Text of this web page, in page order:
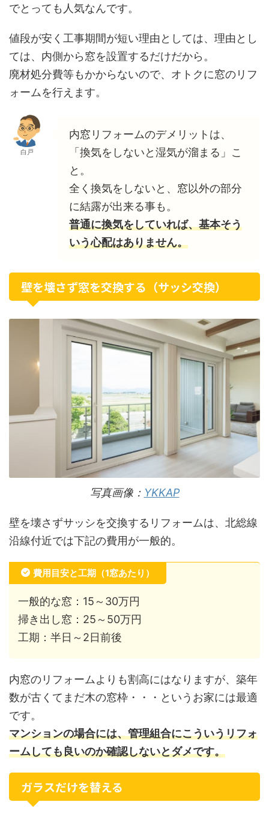
でとっても人気なんです。
値段が安く工事期間が短い理由としては、理由とし
ては、内側から窓を設置するだけだから。
廃材処分費等もかからないので、オトクに窓のリフ
ォームを行えます。
白戸
内窓リフォームのデメリットは、
「換気をしないと湿気が溜まる」こ
と。
全く換気をしないと、窓以外の部分
に結露が出来る事も。
普通に換気をしていれば、基本そう
いう心配はありません。
壁を壊さず窓を交換する（サッシ交換）
写真画像： YKKAP
壁を壊さずサッシを交換するリフォームは、北総線
沿線付近では下記の費用が一般的。
費用目安と工期（1窓あたり）
一般的な窓：15～30万円
掃き出し窓：25～50万円
工期：半日～2日前後
内窓のリフォームよりも割高にはなりますが、築年
数が古くてまだ木の窓枠・・・というお家には最適
です。
マンションの場合には、管理組合にこういうリフォ
ームしても良いのか確認しないとダメです。
ガラスだけを替える